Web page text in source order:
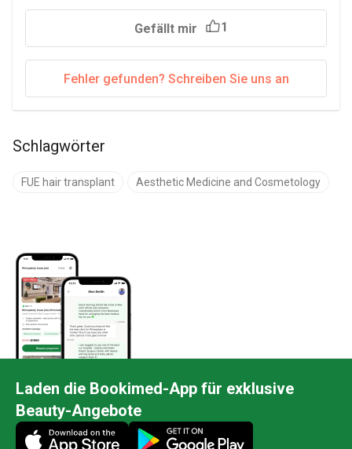
widerzuspiegeln. Die tatsächlichen Ausgaben
können je nach Fallkomplexität, Erfahrung des
Chirurgen und Standort der Klinik abweichen.
Klinische Daten: Behandlungsergebnisse und
Patientenzufriedenheitswerte werden aus der
erhoben und durch Daten aus peer-reviewten
Lancet, JAMA und NEJM (2023–2026)
gestützt.
Gefällt mir 1
Fehler gefunden? Schreiben Sie uns an
Schlagwörter
FUE hair transplant Aesthetic Medicine and Cosmetology
Laden die Bookimed-App für exklusive
Beauty-Angebote